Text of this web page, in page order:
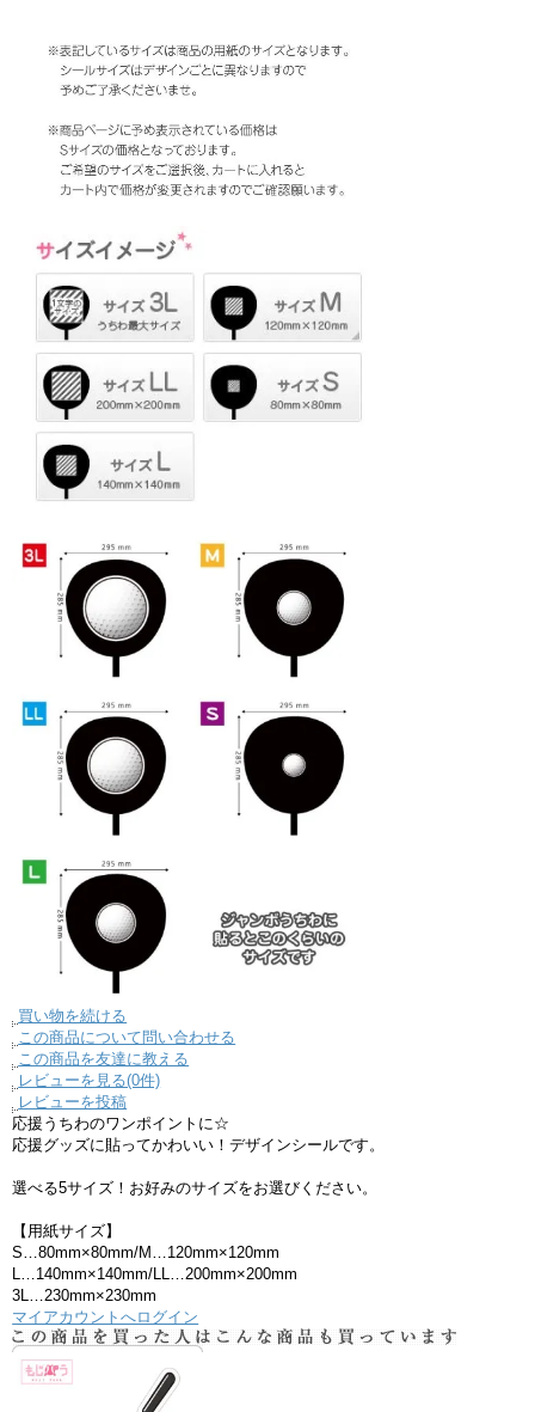
買い物を続ける
この商品について問い合わせる
この商品を友達に教える
レビューを見る(0件)
レビューを投稿
応援うちわのワンポイントに☆
応援グッズに貼ってかわいい！デザインシールです。
選べる5サイズ！お好みのサイズをお選びください。
【用紙サイズ】
S…80mm×80mm/M…120mm×120mm
L…140mm×140mm/LL…200mm×200mm
3L…230mm×230mm
マイアカウントへログイン